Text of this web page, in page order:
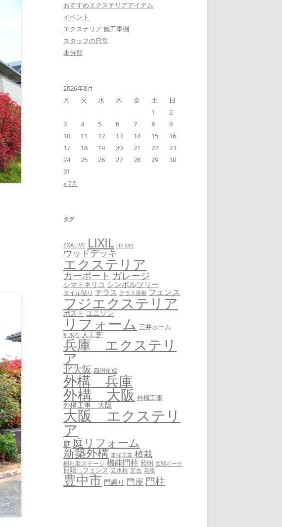
おすすめエクステリアアイテム
イベント
エクステリア 施工事例
スタッフの日常
未分類
2026年8月
月
火 水 木 金 土
日
1
2
3
4 5 6 7 8
9
10
11 12 13 14 15
16
17
18 19 20 21 22
23
24
25 26 27 28 29
30
31
« 7月
タグ
EXALIVE LIXIL rik cad
ウッドデッキ
エクステリア
カーポートガレージ
シマトネリコ シンボルツリー
タイル貼り テラス テラス屋根 フェンス
フジエクステリア
ポスト ユニソン
リフォーム 三井ホーム
乱形石 人工芝
兵庫 エクステリ
ア
北大阪 四国化成
外構 兵庫
外構 大阪 外構工事
外構工事 大阪
大阪 エクステリ
ア
庭 庭リフォーム
新築外構 東洋工業 植栽
樹ら楽ステージ 機能門柱 照明 玄関ポーチ
目隠しフェンス 立水栓 芝生 花壇
豊中市 門廻り 門扉 門柱